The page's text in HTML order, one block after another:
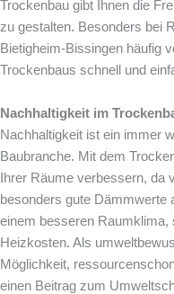
Trockenbau gibt Ihnen die
zu gestalten. Besonders bei
Bietigheim-Bissingen häufig
Trockenbaus schnell und
Nachhaltigkeit im
Nachhaltigkeit ist ein immer
Baubranche. Mit dem
Ihrer Räume verbessern, da
besonders gute Dämmwerte
einem besseren Raumklima,
Heizkosten. Als
Möglichkeit,
einen Beitrag zum